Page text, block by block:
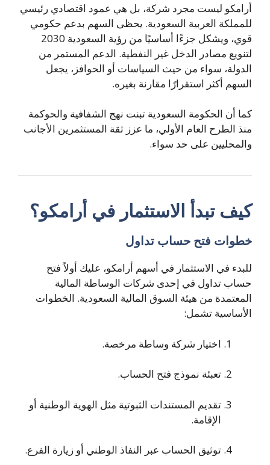
أرامكو ليست مجرد شركة، بل هي عمود اقتصادي رئيسي
للمملكة العربية السعودية. يحظى السهم بدعم حكومي
قوي، ويشكل جزءًا أساسيًا من رؤية السعودية 2030
لتنويع مصادر الدخل غير النفطية. الدعم المستمر من
الدولة، سواء من حيث السياسات أو الحوافز، يجعل
السهم أكثر استقرارًا مقارنة بغيره.
كما أن الحكومة السعودية تبنت نهج الشفافية والحوكمة
منذ الطرح العام الأولي، ما عزز ثقة المستثمرين الأجانب
والمحليين على حد سواء.
كيف تبدأ الاستثمار في أرامكو؟
خطوات فتح حساب تداول
للبدء في الاستثمار في أسهم أرامكو، عليك أولاً فتح
حساب تداول في إحدى شركات الوساطة المالية
المعتمدة من هيئة السوق المالية السعودية. الخطوات
الأساسية تشمل:
اختيار شركة وساطة مرخصة.
تعبئة نموذج فتح الحساب.
تقديم المستندات الثبوتية مثل الهوية الوطنية أو
الإقامة.
توثيق الحساب عبر النفاذ الوطني أو زيارة الفرع.